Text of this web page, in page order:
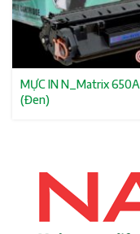
MỰC IN N_Matrix 650A
(Đen)